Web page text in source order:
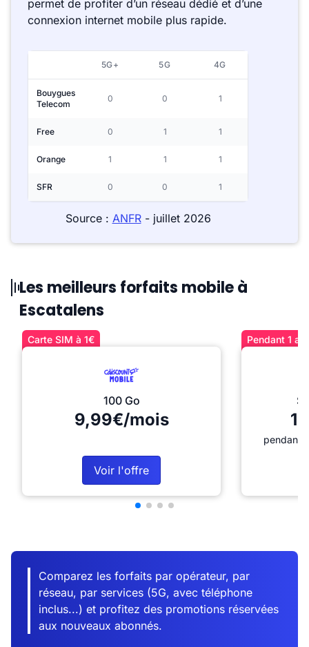
permet de profiter d’un réseau dédié et d’une
connexion internet mobile plus rapide.
5G+ 5G 4G
Bouygues
Telecom
0 0 1
Free 0 1 1
Orange 1 1 1
SFR 0 0 1
Source : ANFR- juillet 2026
Les meilleurs forfaits mobile à
Escatalens
Carte SIM à 1€
100 Go
9,99€/mois
Voir l'offre
Pendant 1
pendant
Comparez les forfaits par opérateur, par
réseau, par services (5G, avec téléphone
inclus...) et profitez des promotions réservées
aux nouveaux abonnés.